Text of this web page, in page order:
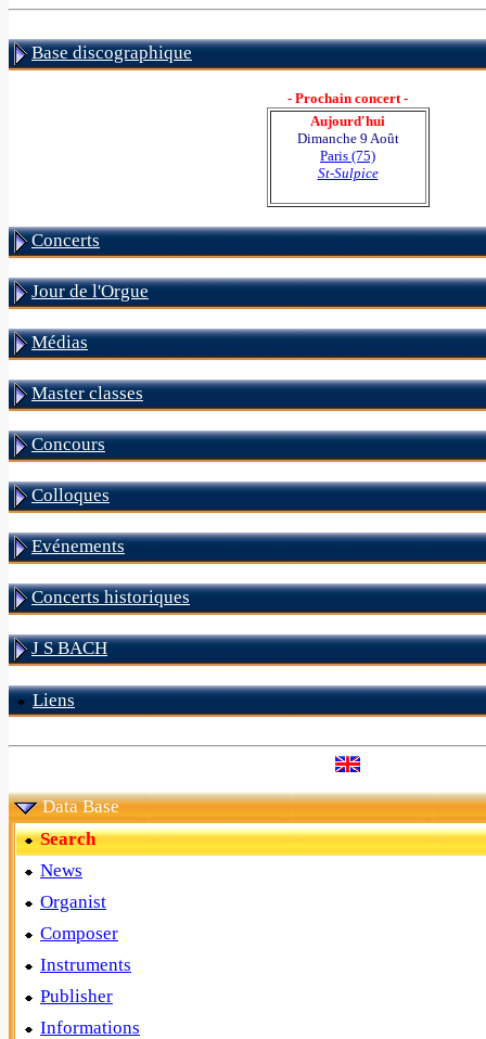
Base discographique
- Prochain concert -
Aujourd'hui
Dimanche 9 Août
Paris (75)
St-Sulpice
Concerts
Jour de l'Orgue
Médias
Master classes
Concours
Colloques
Evénements
Concerts historiques
J S BACH
Liens
Data Base
Search
News
Organist
Composer
Instruments
Publisher
Informations